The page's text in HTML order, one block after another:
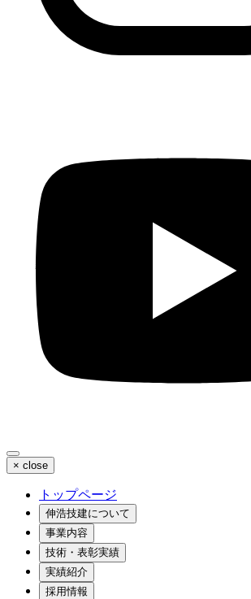
× close
トップページ
伸浩技建について
事業内容
技術・表彰実績
実績紹介
採用情報